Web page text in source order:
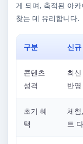
게 되며, 축적된 아
찾는 데 유리합니다.
구분 신
콘텐츠
성격
최
반영
초기 혜
택
체
트